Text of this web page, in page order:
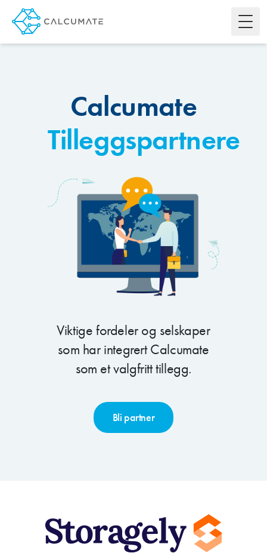
Calcumate
Tilleggspartnere
Viktige fordeler og selskaper
som har integrert Calcumate
som et valgfritt tillegg.
Bli partner